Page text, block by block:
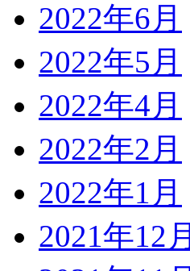
2022年6月
2022年5月
2022年4月
2022年2月
2022年1月
2021年12月